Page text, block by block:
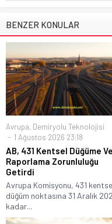
BENZER KONULAR
Avrupa, Demiryolu Teknolojisi
1 Ağustos 2026 23:18
AB, 431 Kentsel Düğüme
Raporlama Zorunluluğu
Getirdi
Avrupa Komisyonu, 431
düğüm noktasına 31 Aralık
kadar...